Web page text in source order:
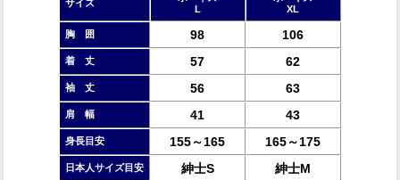
サイズ
L
XL
胸 囲 98 106
着 丈 57 62
袖 丈 56 63
肩 幅 41 43
身長目安 155～165 165～175
日本人サイズ目安 紳士S 紳士M